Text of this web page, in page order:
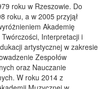
roku w Rzeszowie. Do
roku, a w 2005 przyjął
Akademię
Interpretacji i
artystycznej w zakresie
Zespołów
oraz Nauczanie
W roku 2014 z